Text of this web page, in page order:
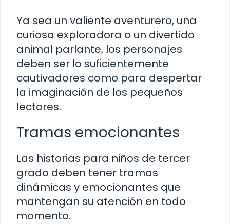
Ya sea un valiente aventurero, una
curiosa exploradora o un divertido
animal parlante, los personajes
deben ser lo suficientemente
cautivadores como para despertar
la imaginación de los pequeños
lectores.
Tramas emocionantes
Las historias para niños de tercer
grado deben tener tramas
dinámicas y emocionantes que
mantengan su atención en todo
momento.